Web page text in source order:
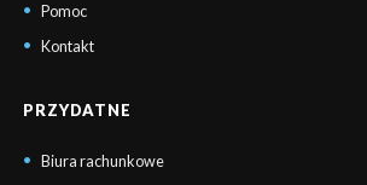
Pomoc
Kontakt
PRZYDATNE
Biura rachunkowe